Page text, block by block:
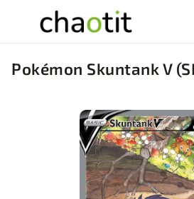
Pokémon Skuntank V